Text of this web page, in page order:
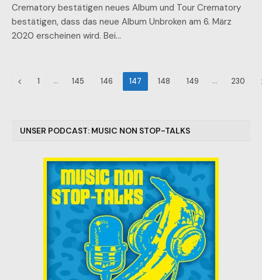
Crematory bestätigen neues Album und Tour Crematory
bestätigen, dass das neue Album Unbroken am 6. März
2020 erscheinen wird. Bei…
Previous
1 … 145 146 147 148 149 … 230
UNSER PODCAST: MUSIC NON STOP-TALKS